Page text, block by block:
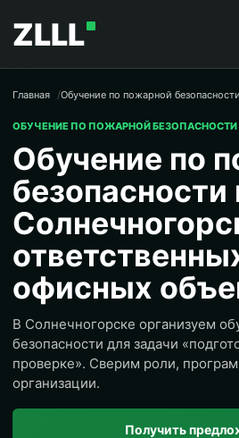
ZLLL
Главная Обучение по пожарной безопасности
ОБУЧЕНИЕ ПО ПОЖАРНОЙ БЕЗОПАСНОСТИ
Обучение по
безопасности
офисных
В Солнечногорске организуем
безопасности для задачи
проверке». Сверим роли,
организации.
Получить